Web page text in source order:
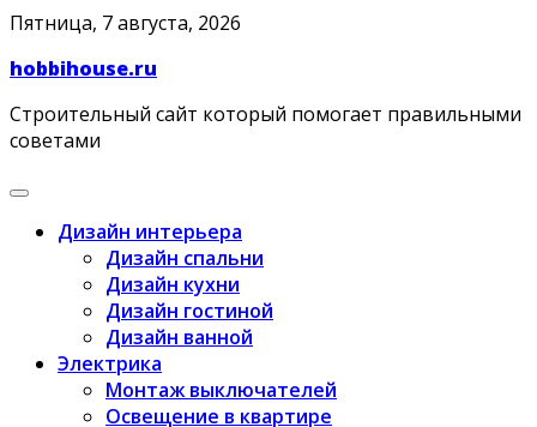
Skip
content
Пятница, 7 августа, 2026
hobbihouse.ru
Строительный сайт который помогает правильными
советами
Дизайн интерьера
Дизайн спальни
Дизайн кухни
Дизайн гостиной
Дизайн ванной
Электрика
Монтаж выключателей
Освещение в квартире